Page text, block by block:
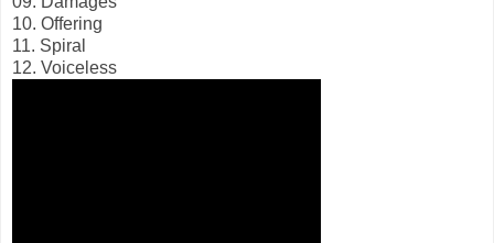
10. Offering
11. Spiral
12. Voiceless